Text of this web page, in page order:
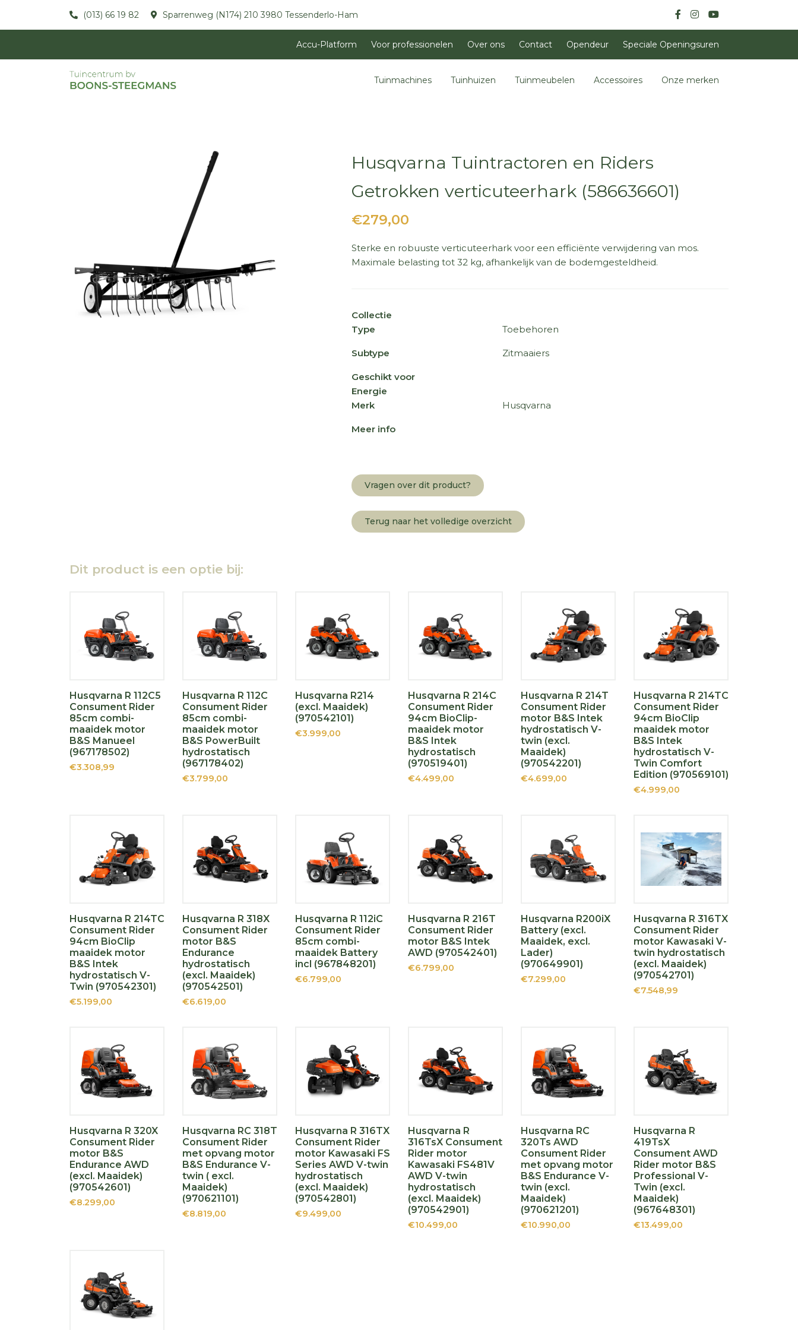
(013) 66 19 82 Sparrenweg (N174) 210 3980 Tessenderlo-Ham
Accu-Platform Voor professionelen Over ons Contact Opendeur Speciale Openingsuren
Tuinmachines Tuinhuizen Tuinmeubelen Accessoires Onze merken
Husqvarna Tuintractoren en Riders
Getrokken verticuteerhark (586636601)
€279,00
Sterke en robuuste verticuteerhark voor een efficiënte verwijdering van mos.
Maximale belasting tot 32 kg, afhankelijk van de bodemgesteldheid.
Collectie
Type
Toebehoren
Subtype Zitmaaiers
Geschikt voor
Energie
Merk
Husqvarna
Meer info
Vragen over dit product?
Terug naar het volledige overzicht
Dit product is een optie bij:
Husqvarna R 112C5
Consument Rider
85cm combi-
maaidek motor
B&S Manueel
(967178502)
€3.308,99
Husqvarna R 112C
Consument Rider
85cm combi-
maaidek motor
B&S PowerBuilt
hydrostatisch
(967178402)
€3.799,00
Husqvarna R214
(excl. Maaidek)
(970542101)
€3.999,00
Husqvarna R 214C
Consument Rider
94cm BioClip-
maaidek motor
B&S Intek
hydrostatisch
(970519401)
€4.499,00
Husqvarna R 214T
Consument Rider
motor B&S Intek
hydrostatisch V-
twin (excl.
Maaidek)
(970542201)
€4.699,00
Husqvarna R 214TC
Consument Rider
94cm BioClip
maaidek motor
B&S Intek
hydrostatisch V-
Twin Comfort
Edition (970569101)
€4.999,00
Husqvarna R 214TC
Consument Rider
94cm BioClip
maaidek motor
B&S Intek
hydrostatisch V-
Twin (970542301)
€5.199,00
Husqvarna R 318X
Consument Rider
motor B&S
Endurance
hydrostatisch
(excl. Maaidek)
(970542501)
€6.619,00
Husqvarna R 112iC
Consument Rider
85cm combi-
maaidek Battery
incl (967848201)
€6.799,00
Husqvarna R 216T
Consument Rider
motor B&S Intek
AWD (970542401)
€6.799,00
Husqvarna R200iX
Battery (excl.
Maaidek, excl.
Lader)
(970649901)
€7.299,00
Husqvarna R 316TX
Consument Rider
motor Kawasaki V-
twin hydrostatisch
(excl. Maaidek)
(970542701)
€7.548,99
Husqvarna R 320X
Consument Rider
motor B&S
Endurance AWD
(excl. Maaidek)
(970542601)
€8.299,00
Husqvarna RC 318T
Consument Rider
met opvang motor
B&S Endurance V-
twin ( excl.
Maaidek)
(970621101)
€8.819,00
Husqvarna R 316TX
Consument Rider
motor Kawasaki FS
Series AWD V-twin
hydrostatisch
(excl. Maaidek)
(970542801)
€9.499,00
Husqvarna R
316TsX Consument
Rider motor
Kawasaki FS481V
AWD V-twin
hydrostatisch
(excl. Maaidek)
(970542901)
€10.499,00
Husqvarna RC
320Ts AWD
Consument Rider
met opvang motor
B&S Endurance V-
twin (excl.
Maaidek)
(970621201)
€10.990,00
Husqvarna R
419TsX
Consument AWD
Rider motor B&S
Professional V-
Twin (excl.
Maaidek)
(967648301)
€13.499,00